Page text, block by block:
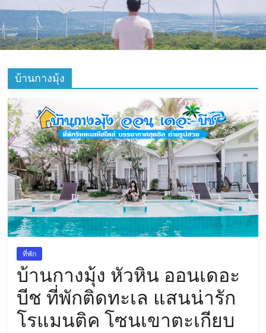
ท่อง
เที่ยว
เที่ยว
ที่
กิน
ที่พัก
มากมาย
เว็บ
ท่อง
เที่ยว
รีวิว
การ
เดิน
ทาง
สถาน
ท่อง
บ้านกางมุ้ง
ที่พัก
บ้านกางมุ้ง หัวหิน ออนเดอะ
บีช ที่พักติดทะเล แสนน่ารัก
โรแมนติค โซนเขาตะเกียบ